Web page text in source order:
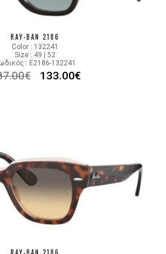
RAY-BAN 2186
Color : 132241
Size : 49 | 52
: E2186-132241
€ 133.00€
RAY-BAN 2186